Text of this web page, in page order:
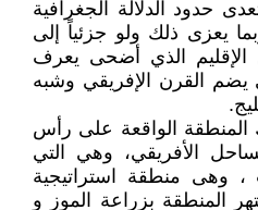
حدود الدلالة الجغرافية
يعزى ذلك ولو جزئياً إلى
الإقليم الذي أضحى يعرف
القرن الإفريقي وشبه
المنطقة الواقعة على رأس
الأفريقي، وهي التي
وهى منطقة استراتيجية
المنطقة بزراعة الموز و